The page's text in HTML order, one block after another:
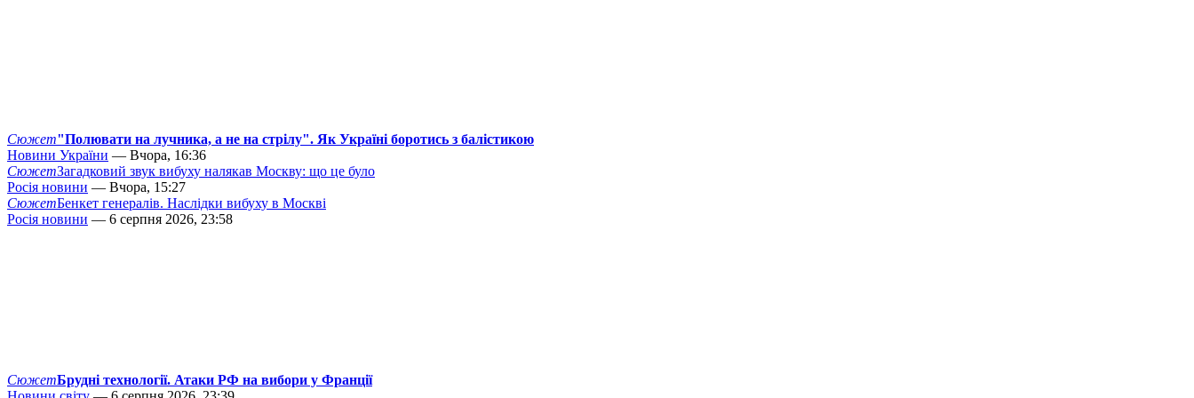
Сюжет"Полювати на лучника, а не на стрілу". Як Україні боротись з балістикою
Новини України — Вчора, 16:36
СюжетЗагадковий звук вибуху налякав Москву: що це було
Росія новини — Вчора, 15:27
СюжетБенкет генералів. Наслідки вибуху в Москві
Росія новини — 6 серпня 2026, 23:58
СюжетБрудні технології. Атаки РФ на вибори у Франції